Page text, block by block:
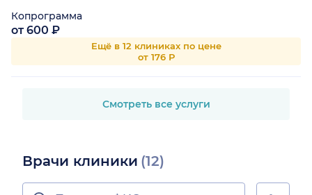
Копрограмма
от 600 ₽
Ещё в 12 клиниках по цене
от 176 Р
Смотреть все услуги
Врачи клиники (12)